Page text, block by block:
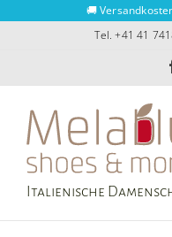
🚚
Tel. +41 41
Italienische